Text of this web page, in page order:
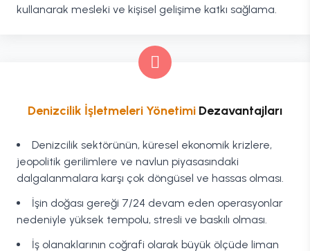
kullanarak mesleki ve kişisel gelişime katkı sağlama.
Denizcilik İşletmeleri Yönetimi Dezavantajları
Denizcilik sektörünün, küresel ekonomik krizlere,
jeopolitik gerilimlere ve navlun piyasasındaki
dalgalanmalara karşı çok döngüsel ve hassas olması.
İşin doğası gereği 7/24 devam eden operasyonlar
nedeniyle yüksek tempolu, stresli ve baskılı olması.
İş olanaklarının coğrafi olarak büyük ölçüde liman